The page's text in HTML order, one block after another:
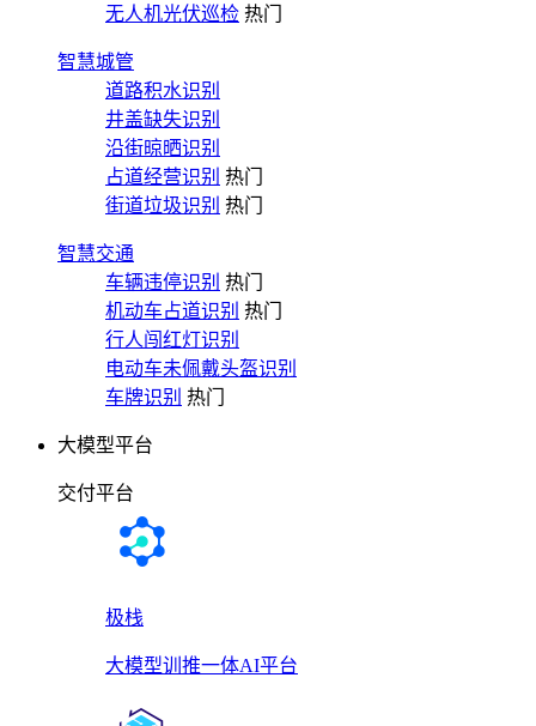
无人机光伏巡检 热门
智慧城管
道路积水识别
井盖缺失识别
沿街晾晒识别
占道经营识别 热门
街道垃圾识别 热门
智慧交通
车辆违停识别 热门
机动车占道识别 热门
行人闯红灯识别
电动车未佩戴头盔识别
车牌识别 热门
大模型平台
交付平台
极栈
大模型训推一体AI平台